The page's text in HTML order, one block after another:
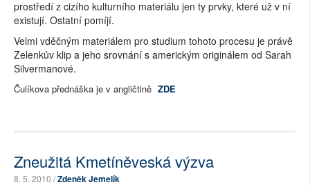
prostředí z cizího kulturního materiálu jen ty prvky, které už v ní
existují. Ostatní pomíjí.
Velmi vděčným materiálem pro studium tohoto procesu je právě
Zelenkův klip a jeho srovnání s americkým originálem od Sarah
Silvermanové.
Čulíkova přednáška je v angličtině ZDE
Zneužitá Kmetíněveská výzva
8. 5. 2010 /Zdeněk Jemelík